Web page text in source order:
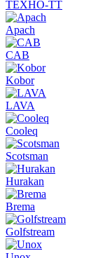
ТЕХНО-ТТ
Apach
CAB
Kobor
LAVA
Cooleq
Scotsman
Hurakan
Brema
Golfstream